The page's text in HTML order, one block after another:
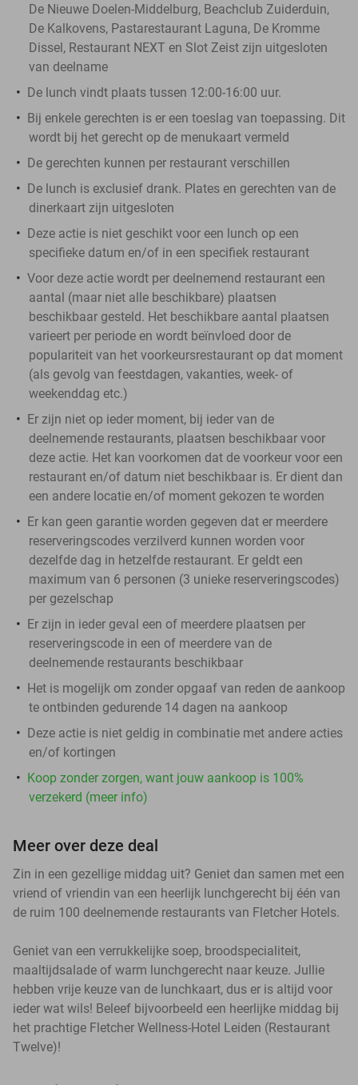
De Nieuwe Doelen-Middelburg, Beachclub Zuiderduin,
De Kalkovens, Pastarestaurant Laguna, De Kromme
Dissel, Restaurant NEXT en Slot Zeist zijn uitgesloten
van deelname
De lunch vindt plaats tussen 12:00-16:00 uur.
Bij enkele gerechten is er een toeslag van toepassing. Dit
wordt bij het gerecht op de menukaart vermeld
De gerechten kunnen per restaurant verschillen
De lunch is exclusief drank. Plates en gerechten van de
dinerkaart zijn uitgesloten
Deze actie is niet geschikt voor een lunch op een
specifieke datum en/of in een specifiek restaurant
Voor deze actie wordt per deelnemend restaurant een
aantal (maar niet alle beschikbare) plaatsen
beschikbaar gesteld. Het beschikbare aantal plaatsen
varieert per periode en wordt beïnvloed door de
populariteit van het voorkeursrestaurant op dat moment
(als gevolg van feestdagen, vakanties, week- of
weekenddag etc.)
Er zijn niet op ieder moment, bij ieder van de
deelnemende restaurants, plaatsen beschikbaar voor
deze actie. Het kan voorkomen dat de voorkeur voor een
restaurant en/of datum niet beschikbaar is. Er dient dan
een andere locatie en/of moment gekozen te worden
Er kan geen garantie worden gegeven dat er meerdere
reserveringscodes verzilverd kunnen worden voor
dezelfde dag in hetzelfde restaurant. Er geldt een
maximum van 6 personen (3 unieke reserveringscodes)
per gezelschap
Er zijn in ieder geval een of meerdere plaatsen per
reserveringscode in een of meerdere van de
deelnemende restaurants beschikbaar
Het is mogelijk om zonder opgaaf van reden de aankoop
te ontbinden gedurende 14 dagen na aankoop
Deze actie is niet geldig in combinatie met andere acties
en/of kortingen
Koop zonder zorgen, want jouw aankoop is 100%
verzekerd (meer info)
Meer over deze deal
Zin in een gezellige middag uit? Geniet dan samen met een
vriend of vriendin van een heerlijk lunchgerecht bij één van
de ruim 100 deelnemende restaurants van Fletcher Hotels.
Geniet van een verrukkelijke soep, broodspecialiteit,
maaltijdsalade of warm lunchgerecht naar keuze. Jullie
hebben vrije keuze van de lunchkaart, dus er is altijd voor
ieder wat wils! Beleef bijvoorbeeld een heerlijke middag bij
het prachtige Fletcher Wellness-Hotel Leiden (Restaurant
Twelve)!